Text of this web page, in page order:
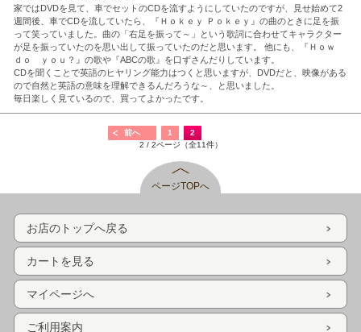
家ではDVDを見て、車でセットのCDを流すようにしていたのですが、見せ始めて2
週間後、車でCDを流していたら、『Ｈｏｋｅｙ Ｐｏｋｅｙ』の曲のときに足を振
って笑っていました。曲の「右足を振って～」という歌詞に合わせてキャラクター
が足を振っていたのを思い出して振っていたのだと思います。 他にも、『Ｈｏｗ
ｄｏ ｙｏｕ？』の歌や『ABCの歌』を口ずさんだりしています。
CDを聞くことで英語のヒヤリング能力はつくと思いますが、DVDだと、映像がある
ので自然と英語の意味を理解できるんだろうな～、と思いました。
毎日楽しく見ているので、買ってよかったです。
前へ 1
2
2 / 2ページ（全11件）
ページTOPへ
お店のトップへ戻る
カートを見る
マイページへ
ご利用案内